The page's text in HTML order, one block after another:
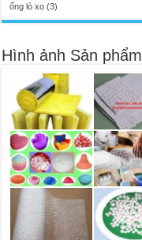
ống lò xo (3)
Hình ảnh Sản phẩm